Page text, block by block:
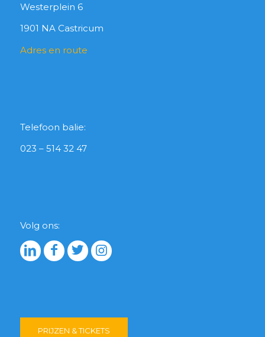
Westerplein 6
1901 NA Castricum
Adres en route
Telefoon balie:
023 – 514 32 47
Volg ons:
PRIJZEN & TICKETS